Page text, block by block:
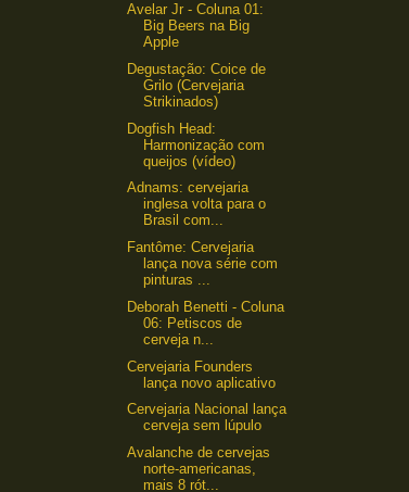
Avelar Jr - Coluna 01:
Big Beers na Big
Apple
Degustação: Coice de
Grilo (Cervejaria
Strikinados)
Dogfish Head:
Harmonização com
queijos (vídeo)
Adnams: cervejaria
inglesa volta para o
Brasil com...
Fantôme: Cervejaria
lança nova série com
pinturas ...
Deborah Benetti - Coluna
06: Petiscos de
cerveja n...
Cervejaria Founders
lança novo aplicativo
Cervejaria Nacional lança
cerveja sem lúpulo
Avalanche de cervejas
norte-americanas,
mais 8 rót...